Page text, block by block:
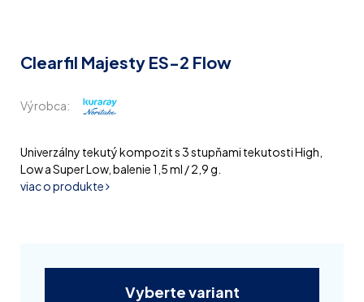
Clearfil Majesty ES-2 Flow
Výrobca:
Univerzálny tekutý kompozit s 3 stupňami tekutosti High,
Low a Super Low, balenie 1,5 ml / 2,9 g.
viac o produkte
Vyberte variant